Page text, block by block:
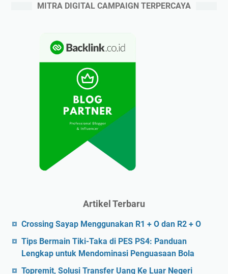
MITRA DIGITAL CAMPAIGN TERPERCAYA
Artikel Terbaru
Crossing Sayap Menggunakan R1 + O dan R2 + O
Tips Bermain Tiki-Taka di PES PS4: Panduan
Lengkap untuk Mendominasi Penguasaan Bola
Topremit, Solusi Transfer Uang Ke Luar Negeri